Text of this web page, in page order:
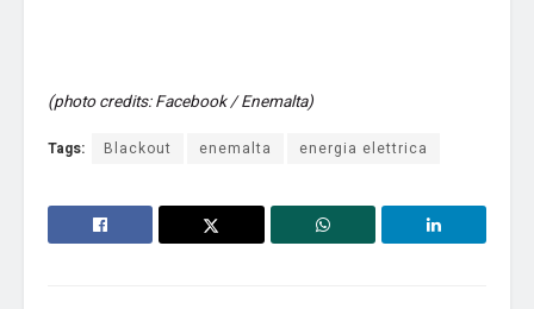
(photo credits: Facebook / Enemalta)
Tags: Blackout enemalta energia elettrica